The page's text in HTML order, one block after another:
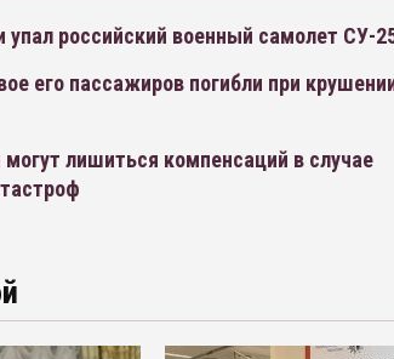
упал российский военный самолет СУ-
его пассажиров погибли при
лишиться компенсаций в случае